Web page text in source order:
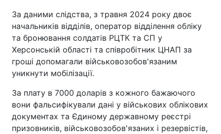
За даними слідства, з травня 2024 року двоє
начальників відділів, оператор відділення обліку
та бронювання солдатів РЦТК та СП у
Херсонській області та співробітник ЦНАП за
гроші допомагали військовозобов'язаним
уникнути мобілізації.
За плату в 7000 доларів з кожного бажаючого
вони фальсифікували дані у військових облікових
документах та Єдиному державному реєстрі
призовників, військовозобов'язаних і резервістів,